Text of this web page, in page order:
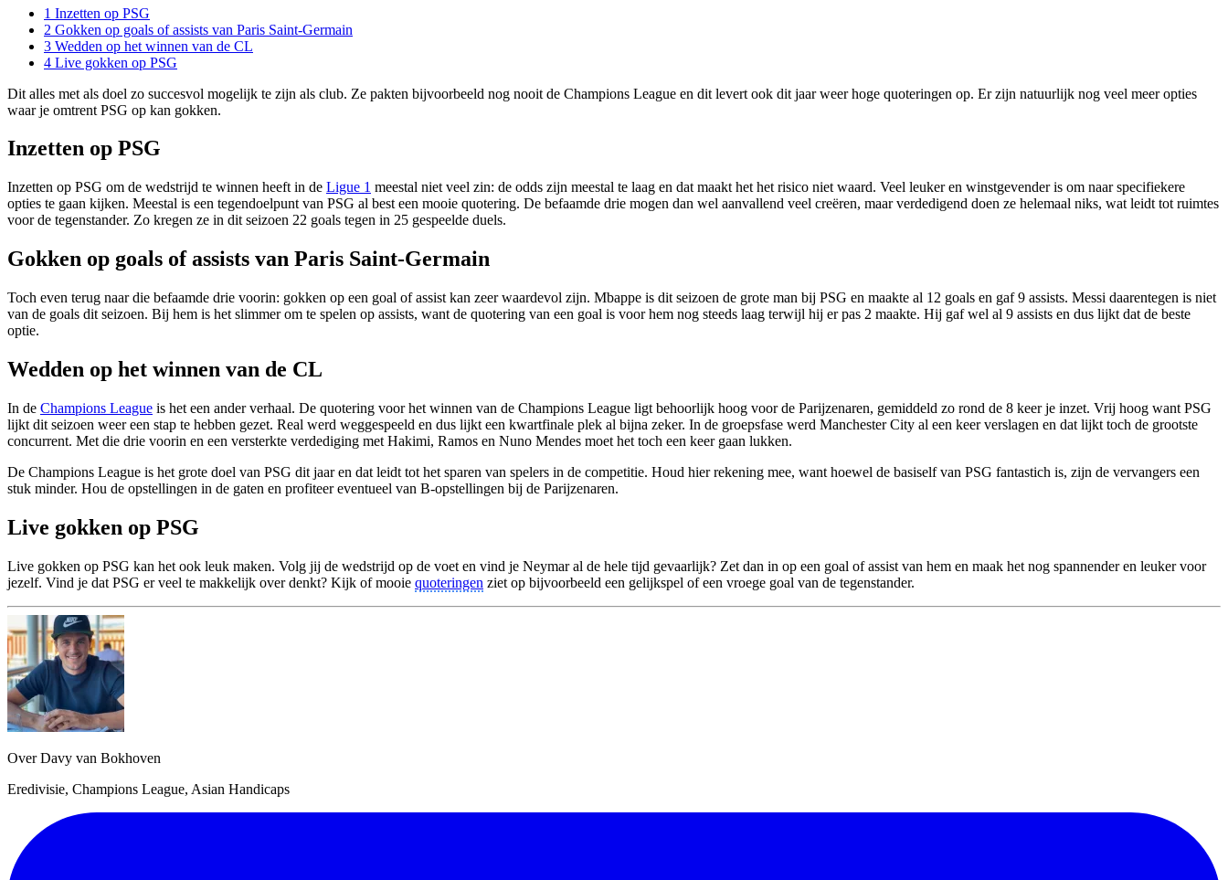
1 Inzetten op PSG
2 Gokken op goals of assists van Paris Saint-Germain
3 Wedden op het winnen van de CL
4 Live gokken op PSG
Dit alles met als doel zo succesvol mogelijk te zijn als club. Ze pakten bijvoorbeeld nog nooit de Champions League en dit levert ook dit jaar weer hoge quoteringen op. Er zijn natuurlijk nog veel meer opties
waar je omtrent PSG op kan gokken.
Inzetten op PSG
Inzetten op PSG om de wedstrijd te winnen heeft in de Ligue 1 meestal niet veel zin: de odds zijn meestal te laag en dat maakt het het risico niet waard. Veel leuker en winstgevender is om naar specifiekere
opties te gaan kijken. Meestal is een tegendoelpunt van PSG al best een mooie quotering. De befaamde drie mogen dan wel aanvallend veel creëren, maar verdedigend doen ze helemaal niks, wat leidt tot ruimtes
voor de tegenstander. Zo kregen ze in dit seizoen 22 goals tegen in 25 gespeelde duels.
Gokken op goals of assists van Paris Saint-Germain
Toch even terug naar die befaamde drie voorin: gokken op een goal of assist kan zeer waardevol zijn. Mbappe is dit seizoen de grote man bij PSG en maakte al 12 goals en gaf 9 assists. Messi daarentegen is niet
van de goals dit seizoen. Bij hem is het slimmer om te spelen op assists, want de quotering van een goal is voor hem nog steeds laag terwijl hij er pas 2 maakte. Hij gaf wel al 9 assists en dus lijkt dat de beste
optie.
Wedden op het winnen van de CL
In de Champions League is het een ander verhaal. De quotering voor het winnen van de Champions League ligt behoorlijk hoog voor de Parijzenaren, gemiddeld zo rond de 8 keer je inzet. Vrij hoog want PSG
lijkt dit seizoen weer een stap te hebben gezet. Real werd weggespeeld en dus lijkt een kwartfinale plek al bijna zeker. In de groepsfase werd Manchester City al een keer verslagen en dat lijkt toch de grootste
concurrent. Met die drie voorin en een versterkte verdediging met Hakimi, Ramos en Nuno Mendes moet het toch een keer gaan lukken.
De Champions League is het grote doel van PSG dit jaar en dat leidt tot het sparen van spelers in de competitie. Houd hier rekening mee, want hoewel de basiself van PSG fantastich is, zijn de vervangers een
stuk minder. Hou de opstellingen in de gaten en profiteer eventueel van B-opstellingen bij de Parijzenaren.
Live gokken op PSG
Live gokken op PSG kan het ook leuk maken. Volg jij de wedstrijd op de voet en vind je Neymar al de hele tijd gevaarlijk? Zet dan in op een goal of assist van hem en maak het nog spannender en leuker voor
jezelf. Vind je dat PSG er veel te makkelijk over denkt? Kijk of mooie quoteringen ziet op bijvoorbeeld een gelijkspel of een vroege goal van de tegenstander.
Over Davy van Bokhoven
Eredivisie, Champions League, Asian Handicaps